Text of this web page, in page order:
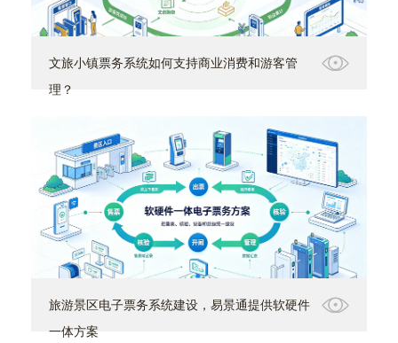
文旅小镇票务系统如何支持商业消费和游客管
理？
旅游景区电子票务系统建设，易景通提供软硬件
一体方案